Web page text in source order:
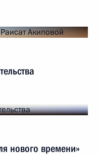
нового времени»